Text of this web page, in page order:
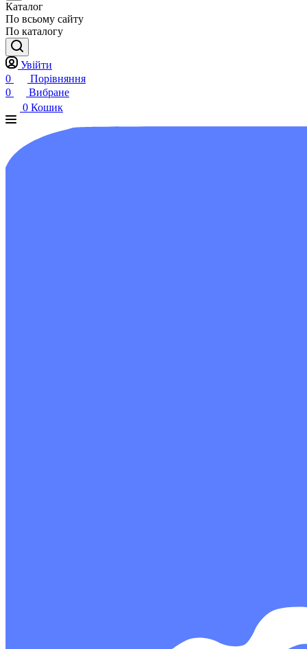
Каталог
По всьому сайту
По каталогу
Увійти
0
Порівняння
0
Вибране
0 Кошик